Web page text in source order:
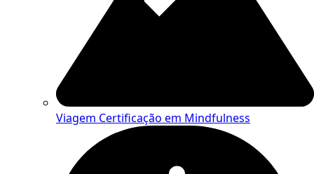
Viagem Certificação em Mindfulness